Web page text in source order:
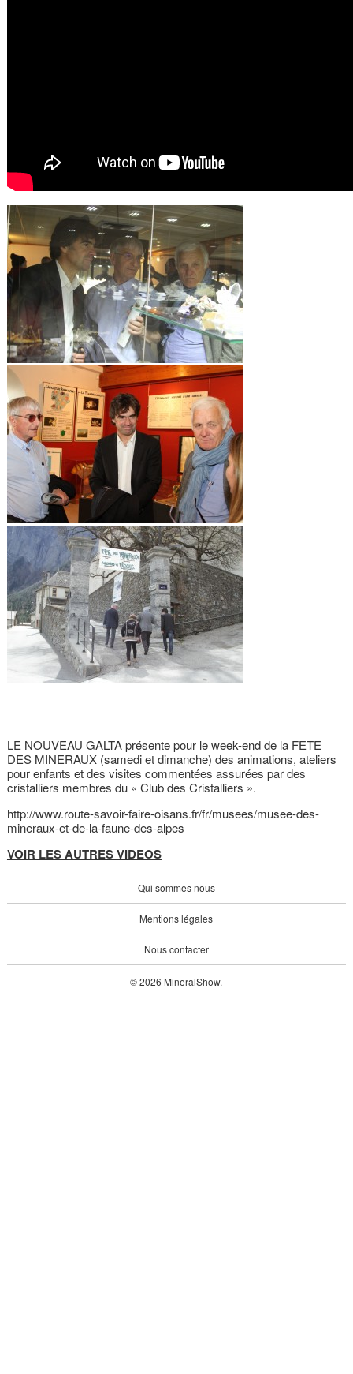
LE NOUVEAU GALTA présente pour le week-end de la FETE
DES MINERAUX (samedi et dimanche) des animations, ateliers
pour enfants et des visites commentées assurées par des
cristalliers membres du « Club des Cristalliers ».
http://www.route-savoir-faire-oisans.fr/fr/musees/musee-des-
mineraux-et-de-la-faune-des-alpes
VOIR LES AUTRES VIDEOS
Qui sommes nous
Mentions légales
Nous contacter
© 2026 MineralShow.